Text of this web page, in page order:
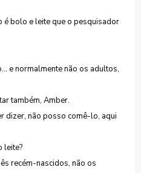
é bolo e leite que o pesquisador
e normalmente não os adultos,
também, Amber.
dizer, não posso comê-lo, aqui
leite?
recém-nascidos, não os